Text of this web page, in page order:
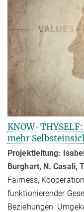
KNOW-
mehr
Projektleitung:
Burghart, N. Casali,
Fairness,
funktionierender
Beziehungen.